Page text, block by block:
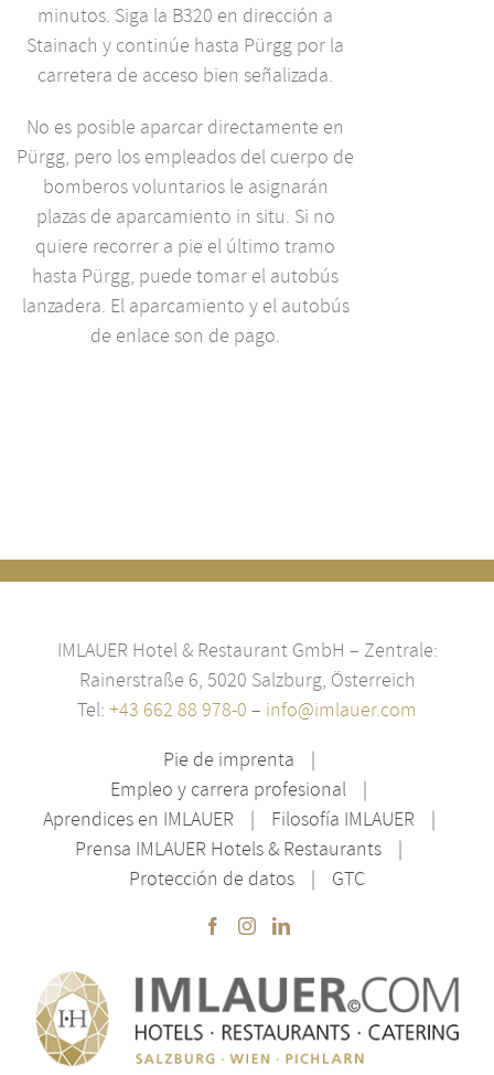
minutos. Siga la B320 en dirección a
Stainach y continúe hasta Pürgg por la
carretera de acceso bien señalizada.
No es posible aparcar directamente en
Pürgg, pero los empleados del cuerpo de
bomberos voluntarios le asignarán
plazas de aparcamiento in situ. Si no
quiere recorrer a pie el último tramo
hasta Pürgg, puede tomar el autobús
lanzadera. El aparcamiento y el autobús
de enlace son de pago.
IMLAUER Hotel & Restaurant GmbH – Zentrale:
Rainerstraße 6, 5020 Salzburg, Österreich
Tel: +43 662 88 978-0 – info@imlauer.com
Pie de imprenta
Empleo y carrera profesional
Aprendices en IMLAUER
Filosofía IMLAUER
Prensa IMLAUER Hotels & Restaurants
Protección de datos
GTC